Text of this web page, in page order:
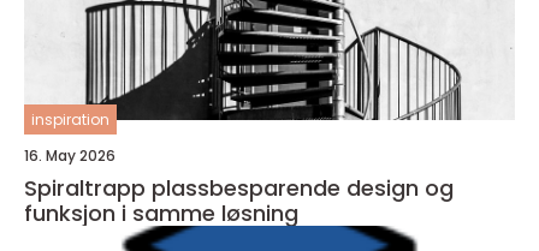
inspiration
16. May 2026
Spiraltrapp plassbesparende design og
funksjon i samme løsning